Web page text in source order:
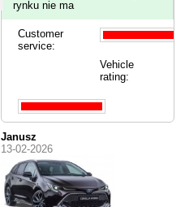
rynku nie ma
Customer
service:
Vehicle
rating:
Janusz
13-02-2026